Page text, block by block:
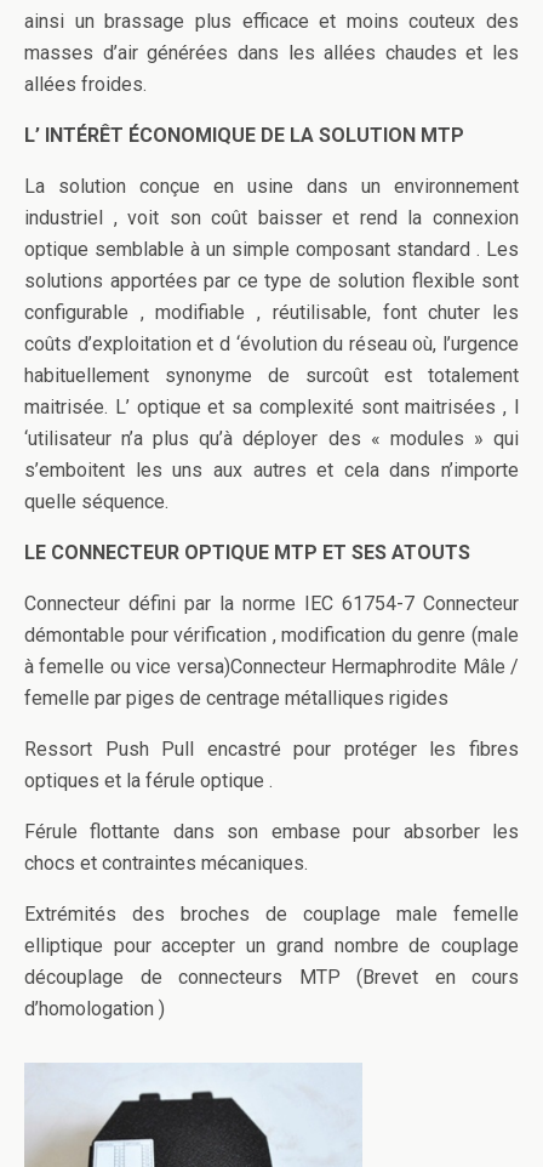
ainsi un brassage plus efficace et moins couteux des
masses d’air générées dans les allées chaudes et les
allées froides.
L’ INTÉRÊT ÉCONOMIQUE DE LA SOLUTION MTP
La solution conçue en usine dans un environnement
industriel , voit son coût baisser et rend la connexion
optique semblable à un simple composant standard . Les
solutions apportées par ce type de solution flexible sont
configurable , modifiable , réutilisable, font chuter les
coûts d’exploitation et d ‘évolution du réseau où, l’urgence
habituellement synonyme de surcoût est totalement
maitrisée. L’ optique et sa complexité sont maitrisées , l
‘utilisateur n’a plus qu’à déployer des « modules » qui
s’emboitent les uns aux autres et cela dans n’importe
quelle séquence.
LE CONNECTEUR OPTIQUE MTP ET SES ATOUTS
Connecteur défini par la norme IEC 61754-7 Connecteur
démontable pour vérification , modification du genre (male
à femelle ou vice versa)Connecteur Hermaphrodite Mâle /
femelle par piges de centrage métalliques rigides
Ressort Push Pull encastré pour protéger les fibres
optiques et la férule optique .
Férule flottante dans son embase pour absorber les
chocs et contraintes mécaniques.
Extrémités des broches de couplage male femelle
elliptique pour accepter un grand nombre de couplage
découplage de connecteurs MTP (Brevet en cours
d’homologation )